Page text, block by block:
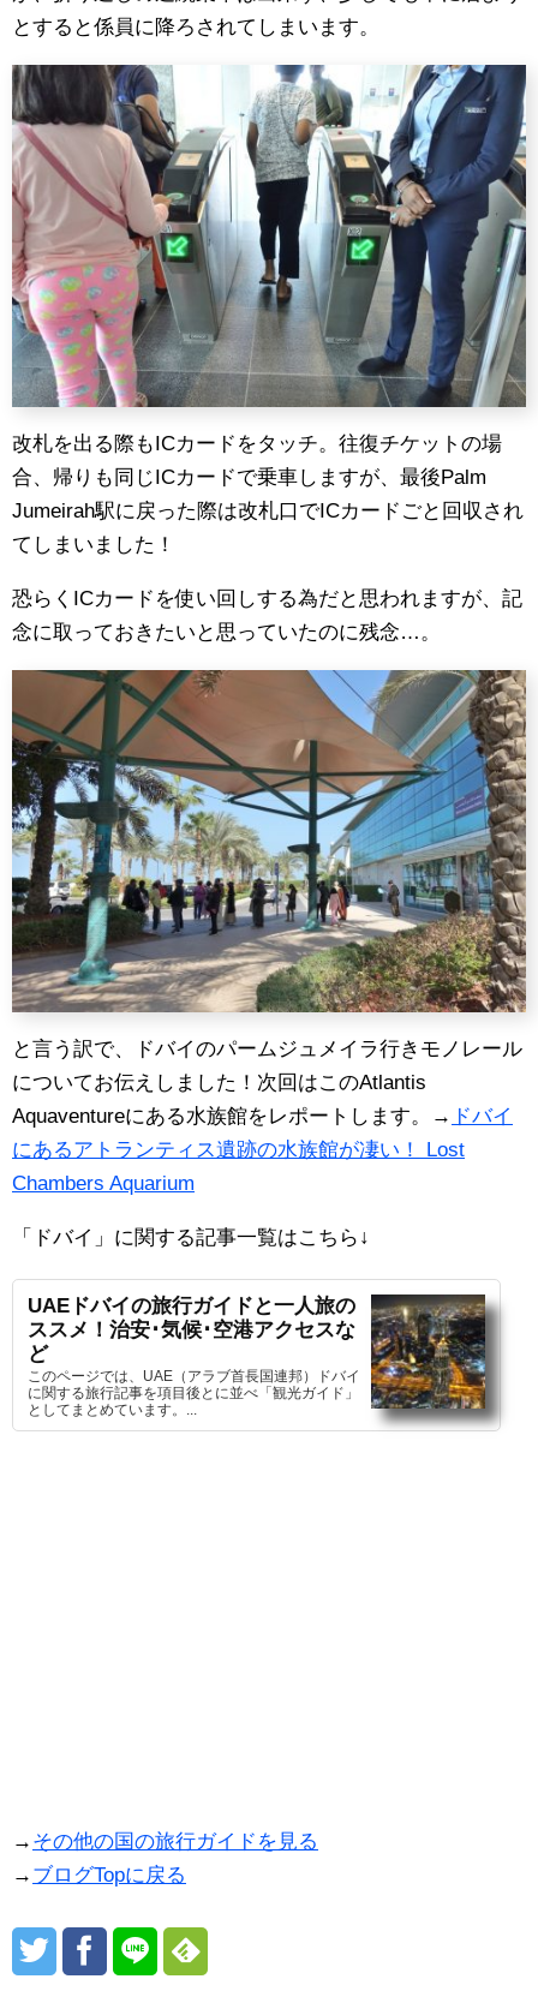
とすると係員に降ろされてしまいます。
改札を出る際もICカードをタッチ。往復チケットの場
合、帰りも同じICカードで乗車しますが、最後Palm
Jumeirah駅に戻った際は改札口でICカードごと回収され
てしまいました！
恐らくICカードを使い回しする為だと思われますが、記
念に取っておきたいと思っていたのに残念…。
と言う訳で、ドバイのパームジュメイラ行きモノレール
についてお伝えしました！次回はこのAtlantis
Aquaventureにある水族館をレポートします。→ ドバイ
にあるアトランティス遺跡の水族館が凄い！ Lost
Chambers Aquarium
「ドバイ」に関する記事一覧はこちら ↓
UAEドバイの旅行ガイドと一人旅の
ススメ！治安･気候･空港アクセスな
ど
このページでは、UAE（アラブ首長国連邦）ドバイ
に関する旅行記事を項目後とに並べ「観光ガイド」
としてまとめています。...
→ その他の国の旅行ガイドを見る
→ ブログTopに戻る